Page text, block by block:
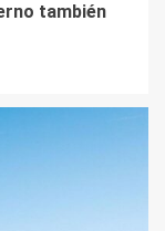
también